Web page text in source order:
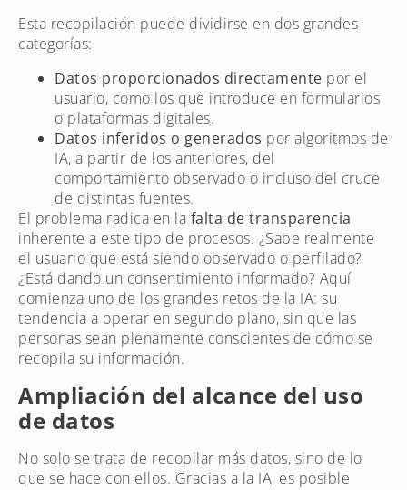
Esta recopilación puede dividirse en dos grandes
categorías:
Datos proporcionados directamente por el
usuario, como los que introduce en formularios
o plataformas digitales.
Datos inferidos o generados por algoritmos de
IA, a partir de los anteriores, del
comportamiento observado o incluso del cruce
de distintas fuentes.
El problema radica en la falta de transparencia
inherente a este tipo de procesos. ¿Sabe realmente
el usuario que está siendo observado o perfilado?
¿Está dando un consentimiento informado? Aquí
comienza uno de los grandes retos de la IA: su
tendencia a operar en segundo plano, sin que las
personas sean plenamente conscientes de cómo se
recopila su información.
Ampliación del alcance del uso
de datos
No solo se trata de recopilar más datos, sino de lo
que se hace con ellos. Gracias a la IA, es posible